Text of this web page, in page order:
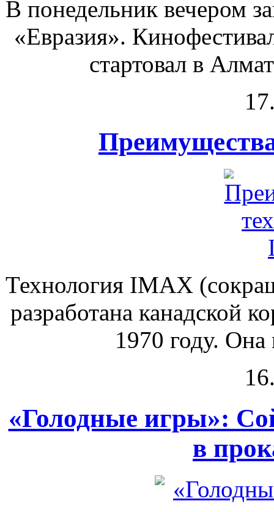
В понедельник вечером
«Евразия».
стартовал в
Технология IMAX
разработана канадской
1970 году. Она
«Голодные игры»:
в